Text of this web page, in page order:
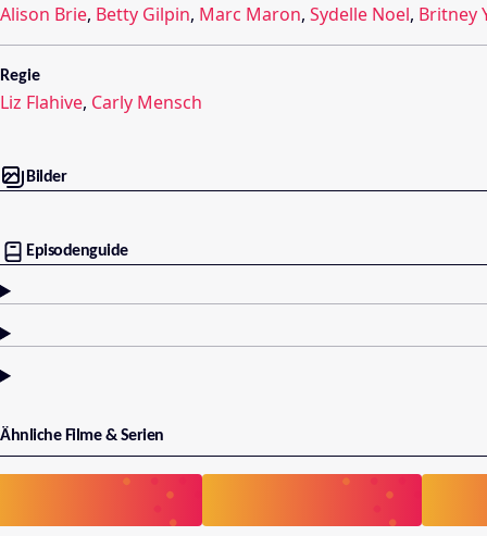
Alison Brie, Betty Gilpin, Marc Maron, Sydelle Noel, Britney
Regie
Liz Flahive, Carly Mensch
Bilder
Episodenguide
Ähnliche Filme & Serien